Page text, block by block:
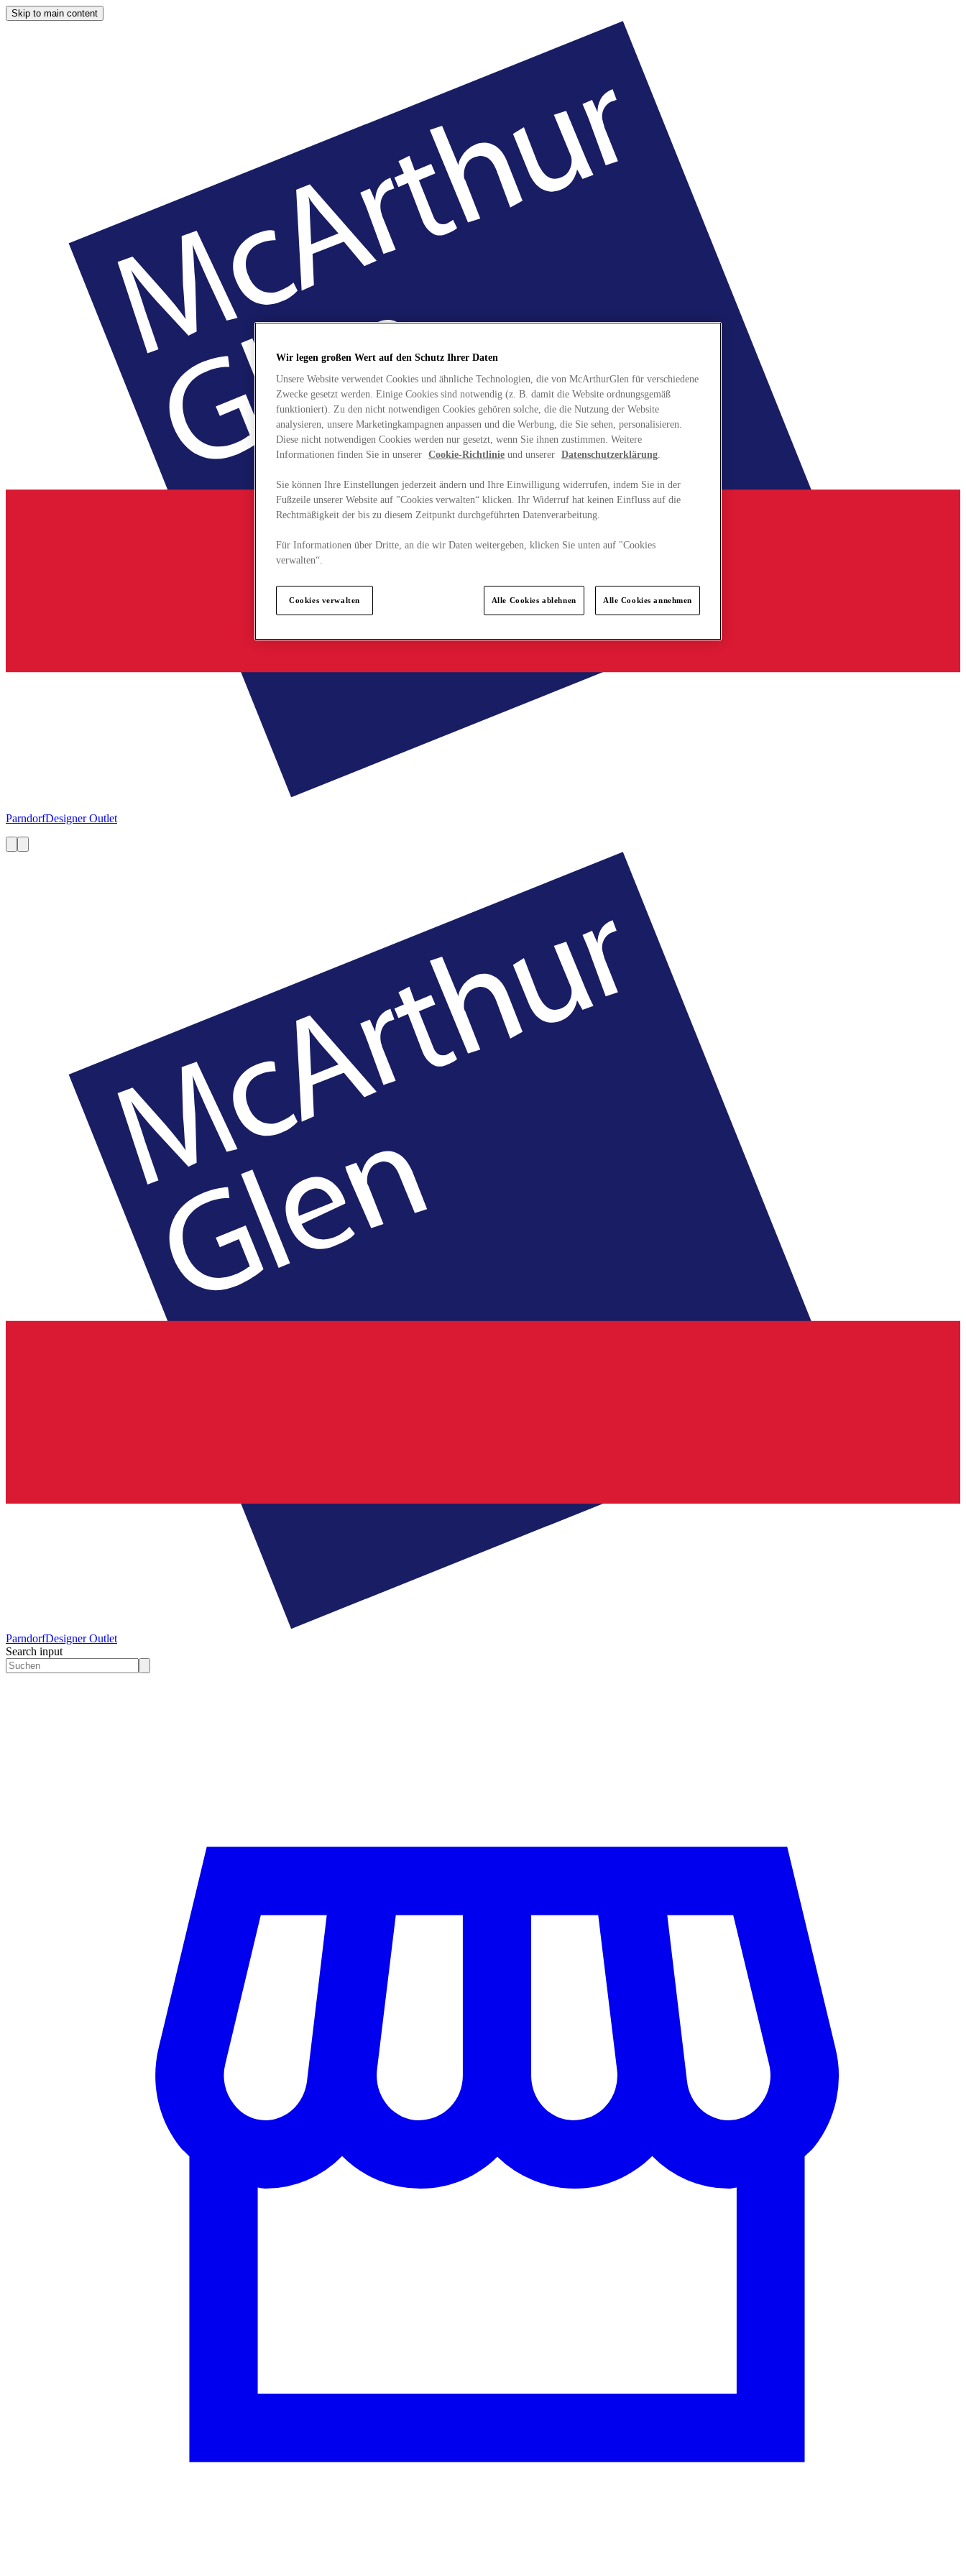
Skip to main content
ParndorfDesigner Outlet
ParndorfDesigner Outlet
Search input
Wir legen großen Wert auf den Schutz Ihrer Daten
Unsere Website verwendet Cookies und ähnliche Technologien, die von McArthurGlen für verschiedene
Zwecke gesetzt werden. Einige Cookies sind notwendig (z. B. damit die Website ordnungsgemäß
funktioniert). Zu den nicht notwendigen Cookies gehören solche, die die Nutzung der Website
analysieren, unsere Marketingkampagnen anpassen und die Werbung, die Sie sehen, personalisieren.
Diese nicht notwendigen Cookies werden nur gesetzt, wenn Sie ihnen zustimmen. Weitere
Informationen finden Sie in unserer Cookie-Richtlinie und unserer Datenschutzerklärung.
Sie können Ihre Einstellungen jederzeit ändern und Ihre Einwilligung widerrufen, indem Sie in der
Fußzeile unserer Website auf "Cookies verwalten“ klicken. Ihr Widerruf hat keinen Einfluss auf die
Rechtmäßigkeit der bis zu diesem Zeitpunkt durchgeführten Datenverarbeitung.
Für Informationen über Dritte, an die wir Daten weitergeben, klicken Sie unten auf "Cookies
verwalten“.
Cookies verwalten Alle Cookies ablehnen Alle Cookies annehmen